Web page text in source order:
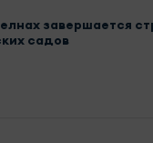
завершается
садов